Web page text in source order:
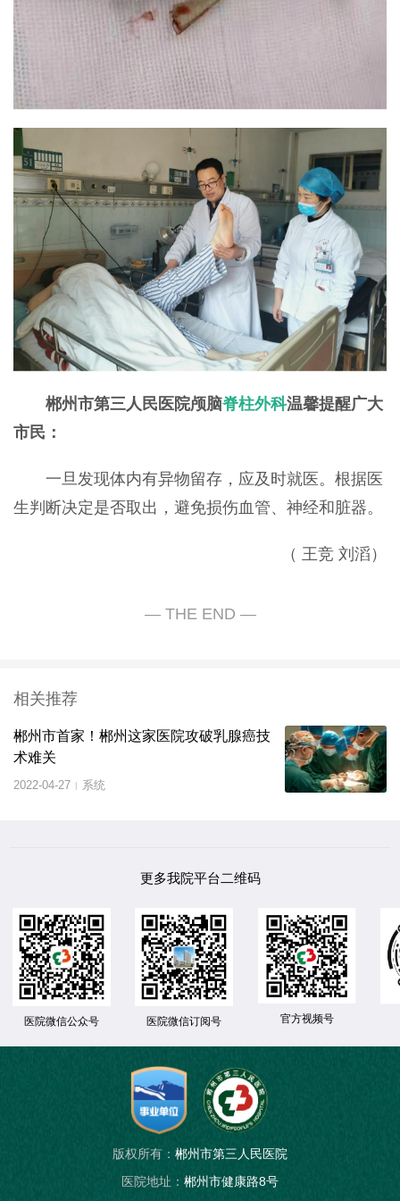
郴州市第三人民医院颅脑脊柱外科温馨提醒广大
市民：
一旦发现体内有异物留存，应及时就医。根据医
生判断决定是否取出，避免损伤血管、神经和脏器。
（ 王竞 刘滔 ）
相关推荐
郴州市首家！郴州这家医院攻破乳腺癌技
术难关
2022-04-27 系统
更多我院平台二维码
医院微信公众号 医院微信订阅号 官方视频号
版权所有： 郴州市第三人民医院
医院地址： 郴州市健康路8号